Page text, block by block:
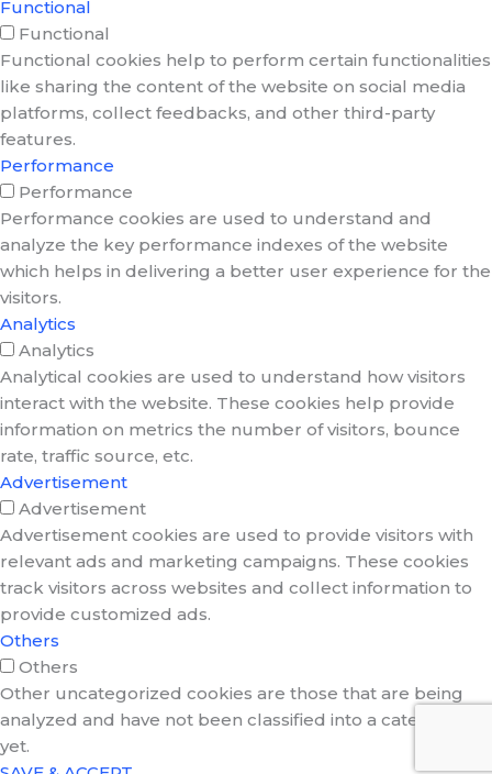
Functional
Functional
Functional cookies help to perform certain functionalities
like sharing the content of the website on social media
platforms, collect feedbacks, and other third-party
features.
Performance
Performance
Performance cookies are used to understand and
analyze the key performance indexes of the website
which helps in delivering a better user experience for the
visitors.
Analytics
Analytics
Analytical cookies are used to understand how visitors
interact with the website. These cookies help provide
information on metrics the number of visitors, bounce
rate, traffic source, etc.
Advertisement
Advertisement
Advertisement cookies are used to provide visitors with
relevant ads and marketing campaigns. These cookies
track visitors across websites and collect information to
provide customized ads.
Others
Others
Other uncategorized cookies are those that are being
analyzed and have not been classified into a category as
yet.